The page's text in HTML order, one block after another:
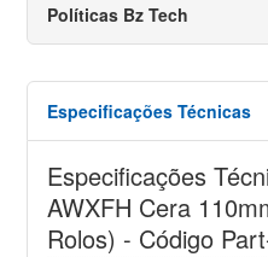
Políticas Bz Tech
Especificações Técnicas
Especificações
AWXFH Cera
Rolos) - Código